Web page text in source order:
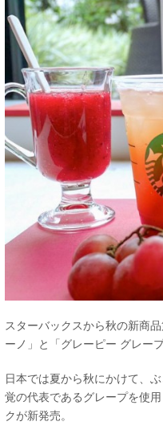
スターバックスから秋の新商
ーノ」と「グレーピー グレー
日本では夏から秋にかけて、
覚の代表であるグレープを使
クが新発売。